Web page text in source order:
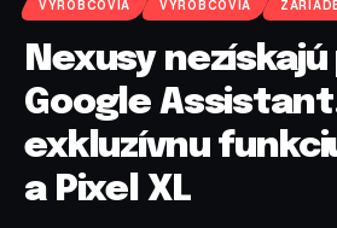
VÝROBCOVIA VÝROBCOVIA
Nexusy
Google
exkluzívnu
a Pixel XL